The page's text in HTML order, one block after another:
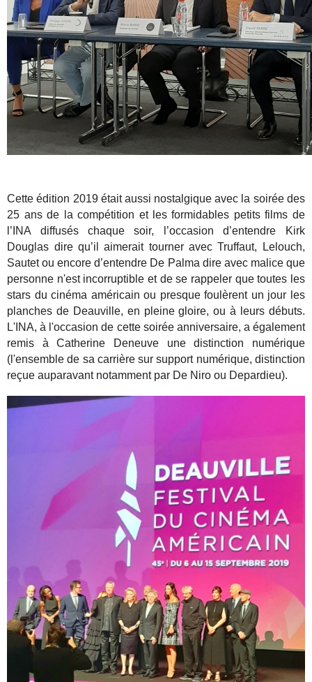
Cette édition 2019 était aussi nostalgique avec la soirée des
25 ans de la compétition et les formidables petits films de
l’INA diffusés chaque soir, l’occasion d’entendre Kirk
Douglas dire qu’il aimerait tourner avec Truffaut, Lelouch,
Sautet ou encore d’entendre De Palma dire avec malice que
personne n'est incorruptible et de se rappeler que toutes les
stars du cinéma américain ou presque foulèrent un jour les
planches de Deauville, en pleine gloire, ou à leurs débuts.
L'INA, à l'occasion de cette soirée anniversaire, a également
remis à Catherine Deneuve une distinction numérique
(l'ensemble de sa carrière sur support numérique, distinction
reçue auparavant notamment par De Niro ou Depardieu).